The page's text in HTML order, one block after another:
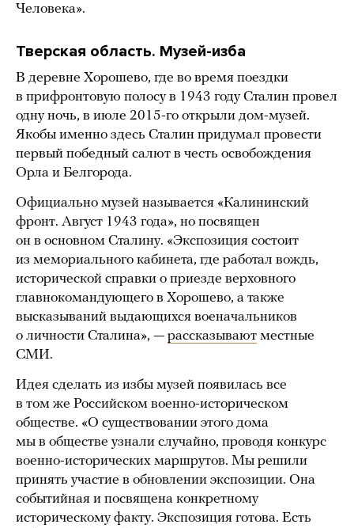
Человека».
Тверская область. Музей-изба
В деревне Хорошево, где во время поездки
в прифронтовую полосу в 1943 году Сталин провел
одну ночь, в июле 2015-го открыли дом-музей.
Якобы именно здесь Сталин придумал провести
первый победный салют в честь освобождения
Орла и Белгорода.
Официально музей называется «Калининский
фронт. Август 1943 года», но посвящен
он в основном Сталину. «Экспозиция состоит
из мемориального кабинета, где работал вождь,
исторической справки о приезде верховного
главнокомандующего в Хорошево, а также
высказываний выдающихся военачальников
о личности Сталина», — рассказывают местные
СМИ.
Идея сделать из избы музей появилась все
в том же Российском военно-историческом
обществе. «О существовании этого дома
мы в обществе узнали случайно, проводя конкурс
военно-исторических маршрутов. Мы решили
принять участие в обновлении экспозиции. Она
событийная и посвящена конкретному
историческому факту. Экспозиция готова. Есть